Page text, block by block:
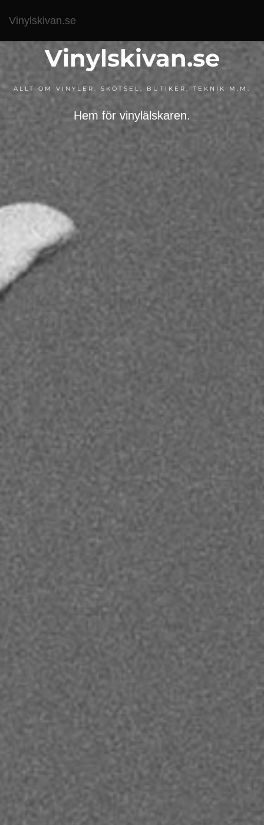
Vinylskivan.se
Vinylskivan.se
ALLT OM VINYLER: SKÖTSEL, BUTIKER, TEKNIK M.M.
Hem för vinylälskaren.